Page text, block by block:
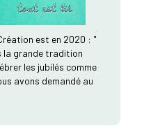
est en 2020 : "
la grande tradition
les jubilés comme
avons demandé au